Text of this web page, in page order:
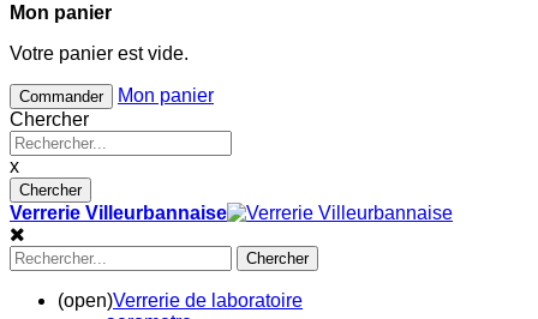
Mon panier
Votre panier est vide.
Commander
Mon panier
Chercher
x
Chercher
Verrerie Villeurbannaise
Chercher
(open)Verrerie de laboratoire